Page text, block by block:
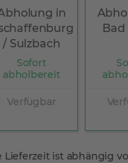
in
/ Sulzbach
Sofort
abholbereit
Verfügbar
Bad
Lieferzeit ist abhängig